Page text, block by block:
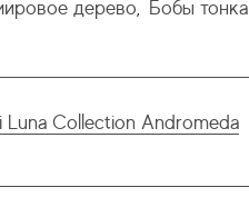
дерево, Бобы тонка
Luna Collection Andromeda